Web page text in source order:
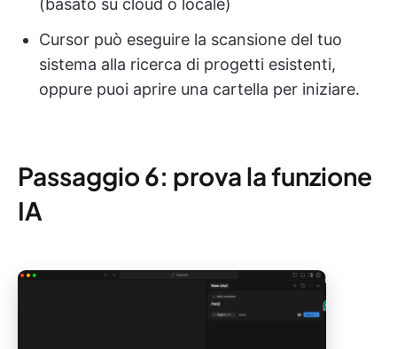
(basato su cloud o locale)
Cursor può eseguire la scansione del tuo
sistema alla ricerca di progetti esistenti,
oppure puoi aprire una cartella per iniziare.
Passaggio 6: prova la funzione
IA